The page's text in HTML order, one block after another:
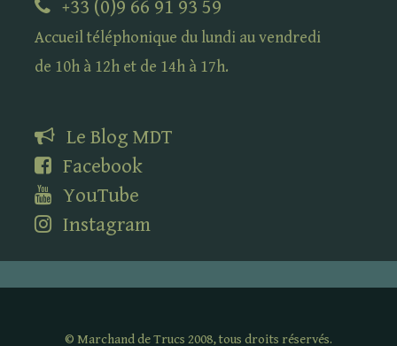
+33 (0)9 66 91 93 59
Accueil téléphonique du lundi au vendredi
de 10h à 12h et de 14h à 17h.
Le Blog MDT
Facebook
YouTube
Instagram
© Marchand de Trucs 2008, tous droits réservés.